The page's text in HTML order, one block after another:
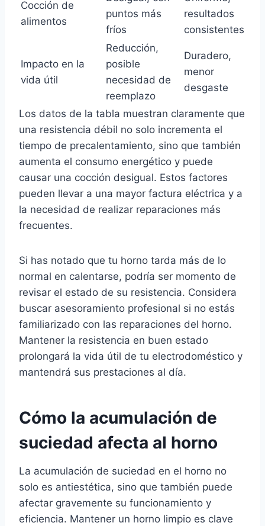
Cocción de
alimentos
puntos más
fríos
resultados
consistentes
Impacto en la
vida útil
Reducción,
posible
necesidad de
reemplazo
Duradero,
menor
desgaste
Los datos de la tabla muestran claramente que
una resistencia débil no solo incrementa el
tiempo de precalentamiento, sino que también
aumenta el consumo energético y puede
causar una cocción desigual. Estos factores
pueden llevar a una mayor factura eléctrica y a
la necesidad de realizar reparaciones más
frecuentes.
Si has notado que tu horno tarda más de lo
normal en calentarse, podría ser momento de
revisar el estado de su resistencia. Considera
buscar asesoramiento profesional si no estás
familiarizado con las reparaciones del horno.
Mantener la resistencia en buen estado
prolongará la vida útil de tu electrodoméstico y
mantendrá sus prestaciones al día.
Cómo la acumulación de
suciedad afecta al horno
La acumulación de suciedad en el horno no
solo es antiestética, sino que también puede
afectar gravemente su funcionamiento y
eficiencia. Mantener un horno limpio es clave